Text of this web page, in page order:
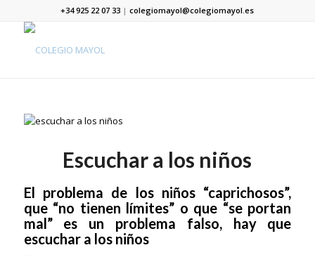
+34 925 22 07 33 |colegiomayol@colegiomayol.es
Escuchar a los niños
El problema de los niños “caprichosos”,
que “no tienen límites” o que “se portan
mal” es un problema falso, hay que
escuchar a los niños